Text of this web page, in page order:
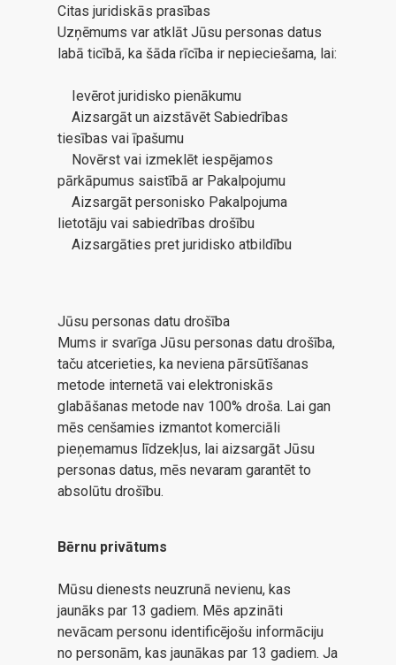
Citas juridiskās prasības
Uzņēmums var atklāt Jūsu personas datus
labā ticībā, ka šāda rīcība ir nepieciešama, lai:
Ievērot juridisko pienākumu
Aizsargāt un aizstāvēt Sabiedrības
tiesības vai īpašumu
Novērst vai izmeklēt iespējamos
pārkāpumus saistībā ar Pakalpojumu
Aizsargāt personisko Pakalpojuma
lietotāju vai sabiedrības drošību
Aizsargāties pret juridisko atbildību
Jūsu personas datu drošība
Mums ir svarīga Jūsu personas datu drošība,
taču atcerieties, ka neviena pārsūtīšanas
metode internetā vai elektroniskās
glabāšanas metode nav 100% droša. Lai gan
mēs cenšamies izmantot komerciāli
pieņemamus līdzekļus, lai aizsargāt Jūsu
personas datus, mēs nevaram garantēt to
absolūtu drošību.
Bērnu privātums
Mūsu dienests neuzrunā nevienu, kas
jaunāks par 13 gadiem. Mēs apzināti
nevācam personu identificējošu informāciju
no personām, kas jaunākas par 13 gadiem. Ja